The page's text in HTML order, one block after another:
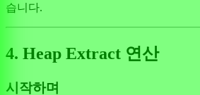
습니다.
4. Heap Extract 연산
시작하며